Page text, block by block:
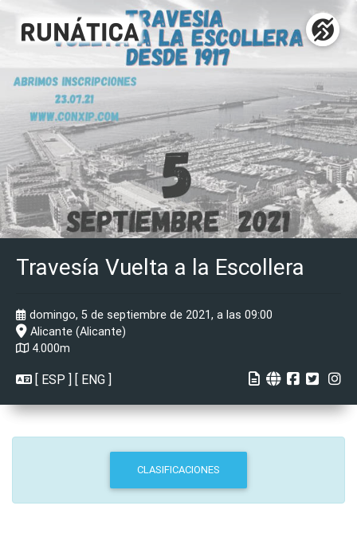
Travesía Vuelta a la Escollera
domingo, 5 de septiembre de 2021, a las 09:00
Alicante (Alicante)
4.000m
[ ESP ] [ ENG ]
CLASIFICACIONES